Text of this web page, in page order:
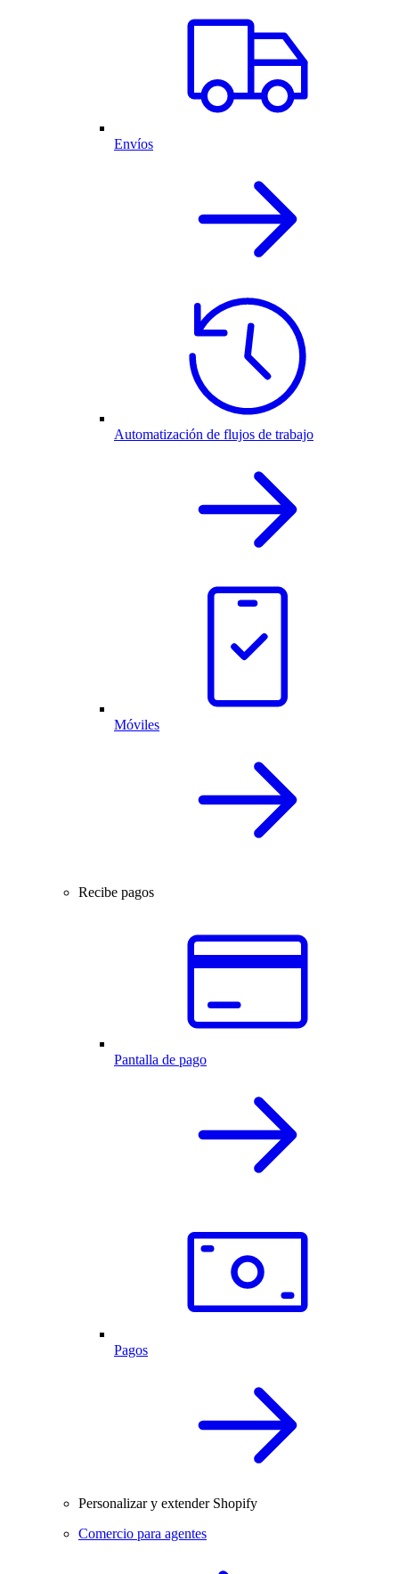
Envíos
Automatización de flujos de trabajo
Móviles
Recibe pagos
Pantalla de pago
Pagos
Personalizar y extender Shopify
Comercio para agentes